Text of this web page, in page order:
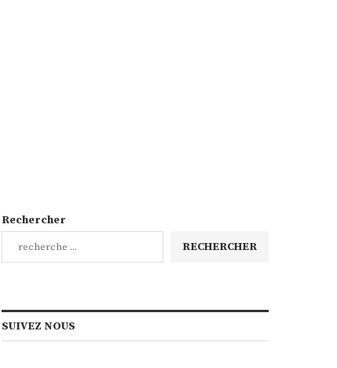
Rechercher
RECHERCHER
SUIVEZ NOUS